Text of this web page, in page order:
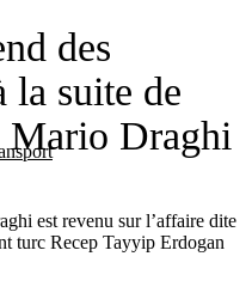
des
la suite de
Mario Draghi
est revenu sur l’affaire dite
turc Recep Tayyip Erdogan